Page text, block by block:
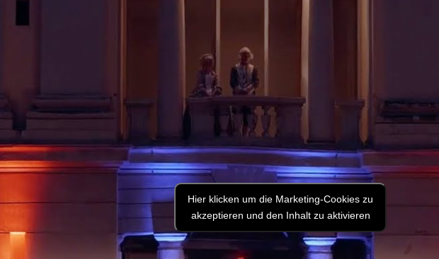
Hier klicken um die Marketing-Cookies zu
akzeptieren und den Inhalt zu aktivieren